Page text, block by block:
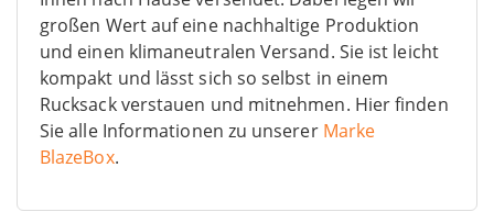
großen Wert auf eine nachhaltige Produktion
und einen klimaneutralen Versand. Sie ist leicht
kompakt und lässt sich so selbst in einem
Rucksack verstauen und mitnehmen. Hier finden
Sie alle Informationen zu unserer Marke
BlazeBox.